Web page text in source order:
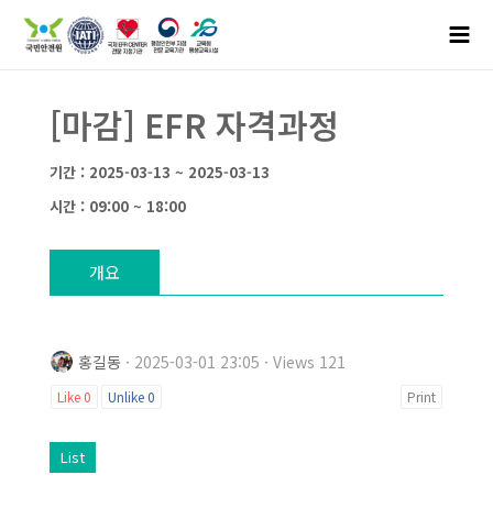
[마감] EFR 자격과정
기간 : 2025-03-13 ~ 2025-03-13
시간 : 09:00 ~ 18:00
개요
홍길동 · 2025-03-01 23:05 · Views 121
Like 0 Unlike0 Print
List